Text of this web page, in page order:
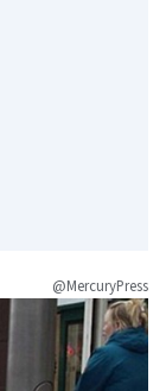
@MercuryPress